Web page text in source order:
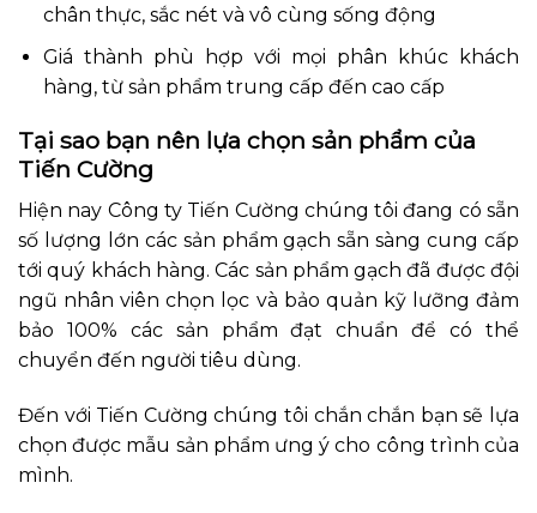
chân thực, sắc nét và vô cùng sống động
Giá thành phù hợp với mọi phân khúc khách
hàng, từ sản phẩm trung cấp đến cao cấp
Tại sao bạn nên lựa chọn sản phẩm của
Tiến Cường
Hiện nay Công ty Tiến Cường chúng tôi đang có sẵn
số lượng lớn các sản phẩm gạch sẵn sàng cung cấp
tới quý khách hàng. Các sản phẩm gạch đã được đội
ngũ nhân viên chọn lọc và bảo quản kỹ lưỡng đảm
bảo 100% các sản phẩm đạt chuẩn để có thể
chuyển đến người tiêu dùng.
Đến với Tiến Cường chúng tôi chắn chắn bạn sẽ lựa
chọn được mẫu sản phẩm ưng ý cho công trình của
mình.